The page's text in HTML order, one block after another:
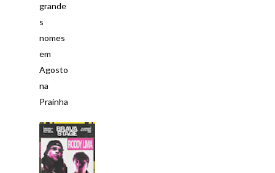
grande
s
nomes
em
Agosto
na
Prainha